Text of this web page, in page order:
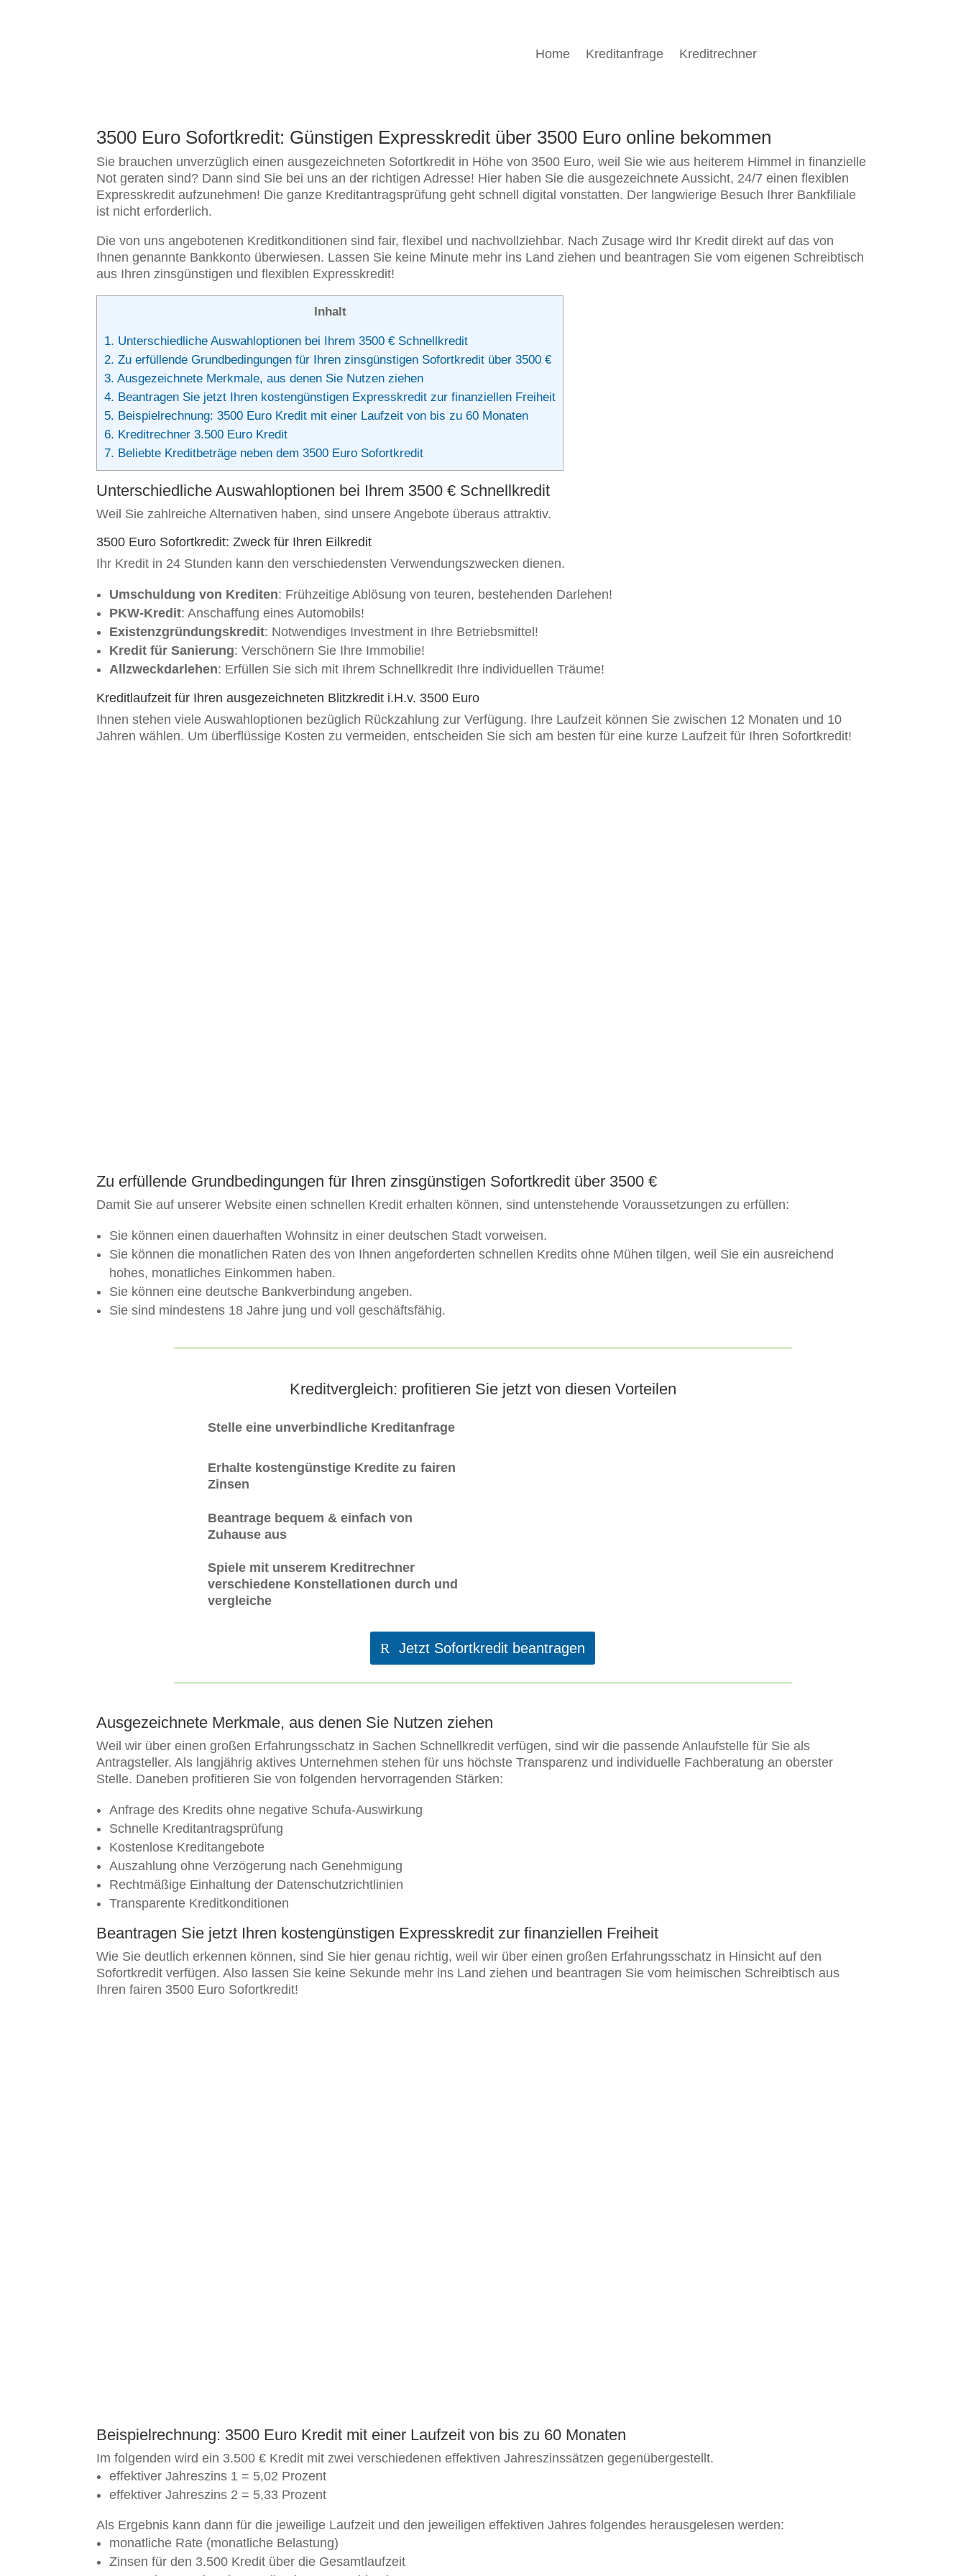
Home Kreditanfrage Kreditrechner
3500 Euro Sofortkredit: Günstigen Expresskredit über 3500 Euro online bekommen
Sie brauchen unverzüglich einen ausgezeichneten Sofortkredit in Höhe von 3500 Euro, weil Sie wie aus heiterem Himmel in finanzielle
Not geraten sind? Dann sind Sie bei uns an der richtigen Adresse! Hier haben Sie die ausgezeichnete Aussicht, 24/7 einen flexiblen
Expresskredit aufzunehmen! Die ganze Kreditantragsprüfung geht schnell digital vonstatten. Der langwierige Besuch Ihrer Bankfiliale
ist nicht erforderlich.
Die von uns angebotenen Kreditkonditionen sind fair, flexibel und nachvollziehbar. Nach Zusage wird Ihr Kredit direkt auf das von
Ihnen genannte Bankkonto überwiesen. Lassen Sie keine Minute mehr ins Land ziehen und beantragen Sie vom eigenen Schreibtisch
aus Ihren zinsgünstigen und flexiblen Expresskredit!
Inhalt
1. Unterschiedliche Auswahloptionen bei Ihrem 3500 € Schnellkredit
2. Zu erfüllende Grundbedingungen für Ihren zinsgünstigen Sofortkredit über 3500 €
3. Ausgezeichnete Merkmale, aus denen Sie Nutzen ziehen
4. Beantragen Sie jetzt Ihren kostengünstigen Expresskredit zur finanziellen Freiheit
5. Beispielrechnung: 3500 Euro Kredit mit einer Laufzeit von bis zu 60 Monaten
6. Kreditrechner 3.500 Euro Kredit
7. Beliebte Kreditbeträge neben dem 3500 Euro Sofortkredit
Unterschiedliche Auswahloptionen bei Ihrem 3500 € Schnellkredit
Weil Sie zahlreiche Alternativen haben, sind unsere Angebote überaus attraktiv.
3500 Euro Sofortkredit: Zweck für Ihren Eilkredit
Ihr Kredit in 24 Stunden kann den verschiedensten Verwendungszwecken dienen.
Umschuldung von Krediten: Frühzeitige Ablösung von teuren, bestehenden Darlehen!
PKW-Kredit: Anschaffung eines Automobils!
Existenzgründungskredit: Notwendiges Investment in Ihre Betriebsmittel!
Kredit für Sanierung: Verschönern Sie Ihre Immobilie!
Allzweckdarlehen: Erfüllen Sie sich mit Ihrem Schnellkredit Ihre individuellen Träume!
Kreditlaufzeit für Ihren ausgezeichneten Blitzkredit i.H.v. 3500 Euro
Ihnen stehen viele Auswahloptionen bezüglich Rückzahlung zur Verfügung. Ihre Laufzeit können Sie zwischen 12 Monaten und 10
Jahren wählen. Um überflüssige Kosten zu vermeiden, entscheiden Sie sich am besten für eine kurze Laufzeit für Ihren Sofortkredit!
Zu erfüllende Grundbedingungen für Ihren zinsgünstigen Sofortkredit über 3500 €
Damit Sie auf unserer Website einen schnellen Kredit erhalten können, sind untenstehende Voraussetzungen zu erfüllen:
Sie können einen dauerhaften Wohnsitz in einer deutschen Stadt vorweisen.
Sie können die monatlichen Raten des von Ihnen angeforderten schnellen Kredits ohne Mühen tilgen, weil Sie ein ausreichend
hohes, monatliches Einkommen haben.
Sie können eine deutsche Bankverbindung angeben.
Sie sind mindestens 18 Jahre jung und voll geschäftsfähig.
Kreditvergleich: profitieren Sie jetzt von diesen Vorteilen
Stelle eine unverbindliche Kreditanfrage
Erhalte kostengünstige Kredite zu fairen
Zinsen
Beantrage bequem & einfach von
Zuhause aus
Spiele mit unserem Kreditrechner
verschiedene Konstellationen durch und
vergleiche
Jetzt Sofortkredit beantragen
Ausgezeichnete Merkmale, aus denen Sie Nutzen ziehen
Weil wir über einen großen Erfahrungsschatz in Sachen Schnellkredit verfügen, sind wir die passende Anlaufstelle für Sie als
Antragsteller. Als langjährig aktives Unternehmen stehen für uns höchste Transparenz und individuelle Fachberatung an oberster
Stelle. Daneben profitieren Sie von folgenden hervorragenden Stärken:
Anfrage des Kredits ohne negative Schufa-Auswirkung
Schnelle Kreditantragsprüfung
Kostenlose Kreditangebote
Auszahlung ohne Verzögerung nach Genehmigung
Rechtmäßige Einhaltung der Datenschutzrichtlinien
Transparente Kreditkonditionen
Beantragen Sie jetzt Ihren kostengünstigen Expresskredit zur finanziellen Freiheit
Wie Sie deutlich erkennen können, sind Sie hier genau richtig, weil wir über einen großen Erfahrungsschatz in Hinsicht auf den
Sofortkredit verfügen. Also lassen Sie keine Sekunde mehr ins Land ziehen und beantragen Sie vom heimischen Schreibtisch aus
Ihren fairen 3500 Euro Sofortkredit!
Beispielrechnung: 3500 Euro Kredit mit einer Laufzeit von bis zu 60 Monaten
Im folgenden wird ein 3.500 € Kredit mit zwei verschiedenen effektiven Jahreszinssätzen gegenübergestellt.
effektiver Jahreszins 1 = 5,02 Prozent
effektiver Jahreszins 2 = 5,33 Prozent
Als Ergebnis kann dann für die jeweilige Laufzeit und den jeweiligen effektiven Jahres folgendes herausgelesen werden:
monatliche Rate (monatliche Belastung)
Zinsen für den 3.500 Kredit über die Gesamtlaufzeit